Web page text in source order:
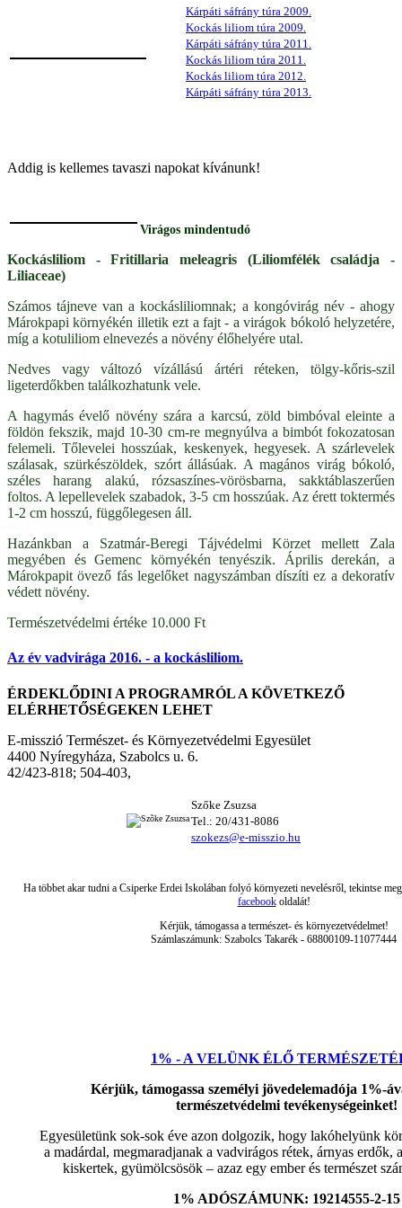
Kárpáti sáfrány túra 2009.
Kockás liliom túra 2009.
Kárpáti sáfrány túra 2011.
Kockás liliom túra 2011.
Kockás liliom túra 2012.
Kárpáti sáfrány túra 2013.
Addig is kellemes tavaszi napokat kívánunk!
Virágos mindentudó
Kockásliliom - Fritillaria meleagris (Liliomfélék családja -
Liliaceae)
Számos tájneve van a kockásliliomnak; a kongóvirág név - ahogy
Márokpapi környékén illetik ezt a fajt - a virágok bókoló helyzetére,
míg a kotuliliom elnevezés a növény élőhelyére utal.
Nedves vagy változó vízállású ártéri réteken, tölgy-kőris-szil
ligeterdőkben találkozhatunk vele.
A hagymás évelő növény szára a karcsú, zöld bimbóval eleinte a
földön fekszik, majd 10-30 cm-re megnyúlva a bimbót fokozatosan
felemeli. Tőlevelei hosszúak, keskenyek, hegyesek. A szárlevelek
szálasak, szürkészöldek, szórt állásúak. A magános virág bókoló,
széles harang alakú, rózsaszínes-vörösbarna, sakktáblaszerűen
foltos. A lepellevelek szabadok, 3-5 cm hosszúak. Az érett toktermés
1-2 cm hosszú, függőlegesen áll.
Hazánkban a Szatmár-Beregi Tájvédelmi Körzet mellett Zala
megyében és Gemenc környékén tenyészik. Április derekán, a
Márokpapit övező fás legelőket nagyszámban díszíti ez a dekoratív
védett növény.
Természetvédelmi értéke 10.000 Ft
Az év vadvirága 2016. - a kockásliliom.
ÉRDEKLŐDINI A PROGRAMRÓL A KÖVETKEZŐ
ELÉRHETŐSÉGEKEN LEHET
E-misszió Természet- és Környezetvédelmi Egyesület
4400 Nyíregyháza, Szabolcs u. 6.
42/423-818; 504-403,
Szőke Zsuzsa
Tel.: 20/431-8086
szokezs@e-misszio.hu
Ha többet akar tudni a Csiperke Erdei Iskolában folyó környezeti nevelésről, tekintse
facebookoldalát!
Kérjük, támogassa a természet- és környezetvédelmet!
Számlaszámunk: Szabolcs Takarék - 68800109-11077444
1% - A VELÜNK ÉLŐ
Kérjük, támogassa személyi jövedelemadója 1%-
természetvédelmi tevékenységeinket!
Egyesületünk sok-sok éve azon dolgozik, hogy lakóhelyünk
a madárdal, megmaradjanak a vadvirágos rétek, árnyas erdők,
kiskertek, gyümölcsösök – azaz egy ember és természet
1% ADÓSZÁMUNK: 19214555-2-15